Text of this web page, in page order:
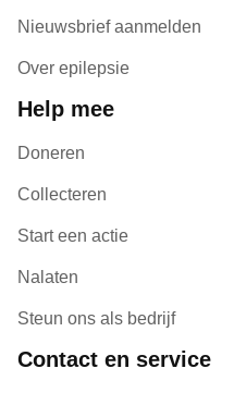
Nieuwsbrief aanmelden
Over epilepsie
Help mee
Doneren
Collecteren
Start een actie
Nalaten
Steun ons als bedrijf
Contact en service